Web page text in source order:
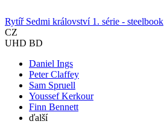
Rytíř Sedmi království 1. série - steelbook
CZ
UHD BD
Daniel Ings
Peter Claffey
Sam Spruell
Youssef Kerkour
Finn Bennett
ďalší